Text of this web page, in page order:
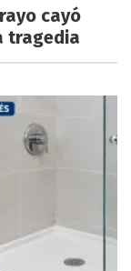
cayó
tragedia